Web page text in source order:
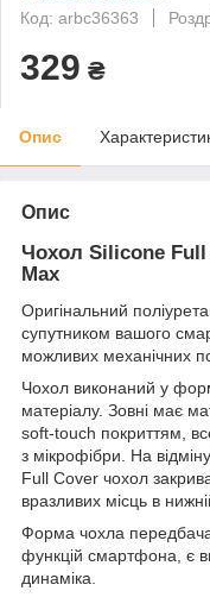
Код: arbc36363
329 ₴
Опис
Опис
Чохол Silicone
Max
Оригінальний
супутником вашого
можливих механічних
Чохол виконаний у
матеріалу. Зовні має
soft-touch покриттям,
з мікрофібри. На
Full Cover чохол
вразливих місць в
Форма чохла
функцій смартфона, є
динаміка.